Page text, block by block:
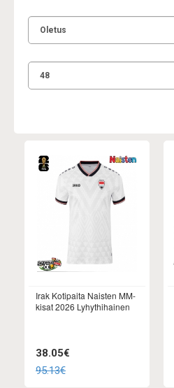
Irak Kotipaita Naisten MM-
kisat 2026 Lyhythihainen
38.05€
95.13€